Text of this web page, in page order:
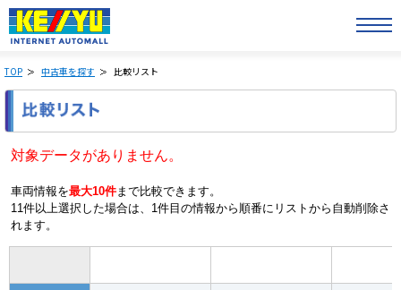
TOP 中古車を探す 比較リスト
対象データがありません。
車両情報を最大10件まで比較できます。
11件以上選択した場合は、1件目の情報から順番にリストから自動削除さ
れます。